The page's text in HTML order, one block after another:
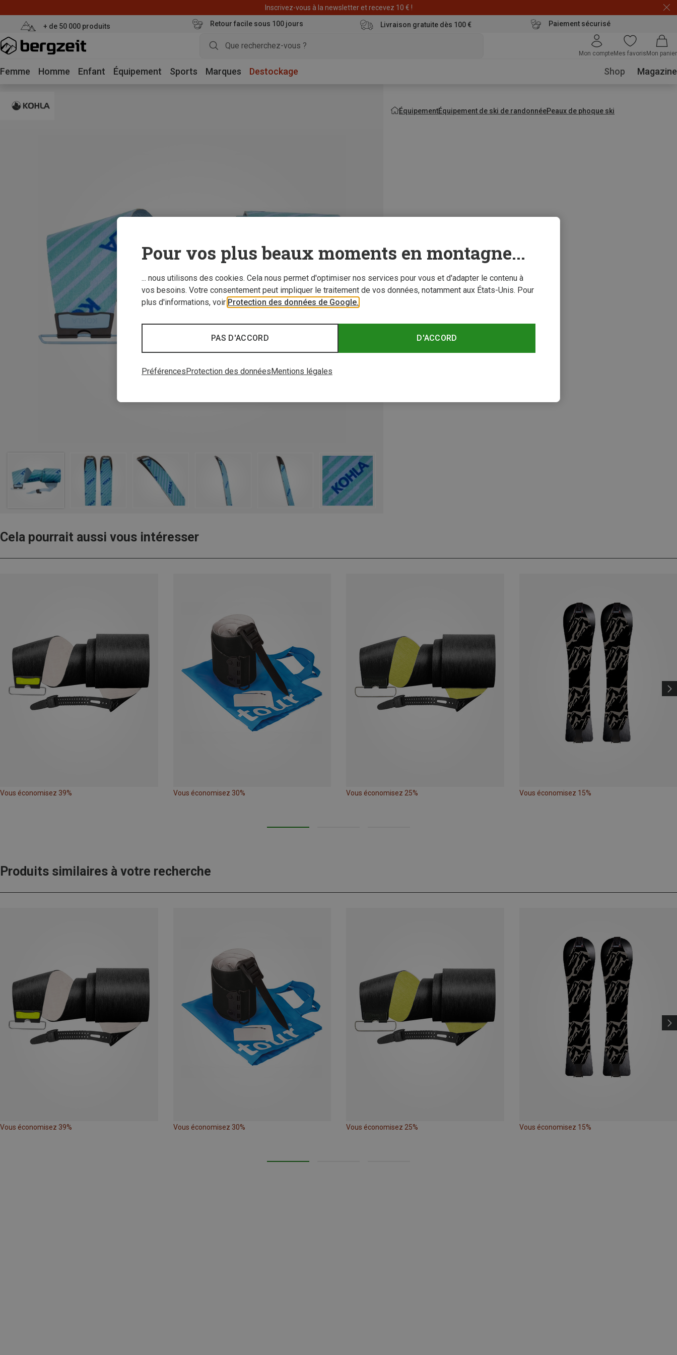
Inscrivez-vous à la newsletter et recevez 10 € !
Déstockage : 20 € offerts avec le code END20
+ de 50 000 produits Retour facile sous 100 jours Livraison gratuite dès 100 € Paiement sécurisé
Mon compteMes favoris Mon panier
Femme Homme Enfant Équipement Sports Marques Destockage Shop Magazine
ÉquipementÉquipement de ski de randonnéePeaux de phoque ski
Cela pourrait aussi vous intéresser
Vous économisez 39% Vous économisez 30% Vous économisez 25% Vous économisez 15%
Produits similaires à votre recherche
Vous économisez 39% Vous économisez 30% Vous économisez 25% Vous économisez 15%
Pour vos plus beaux moments en montagne...
... nous utilisons des cookies. Cela nous permet d'optimiser nos services pour vous et d'adapter le contenu à
vos besoins. Votre consentement peut impliquer le traitement de vos données, notamment aux États-Unis. Pour
plus d'informations, voir Protection des données de Google.
D'ACCORD
PAS D'ACCORD
Préférences Protection des données Mentions légales